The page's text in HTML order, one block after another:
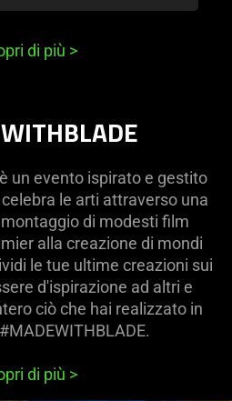
di più >
un evento ispirato e gestito
le arti attraverso una
di modesti film
alla creazione di mondi
le tue ultime creazioni sui
d'ispirazione ad altri e
ciò che hai realizzato in
di più >